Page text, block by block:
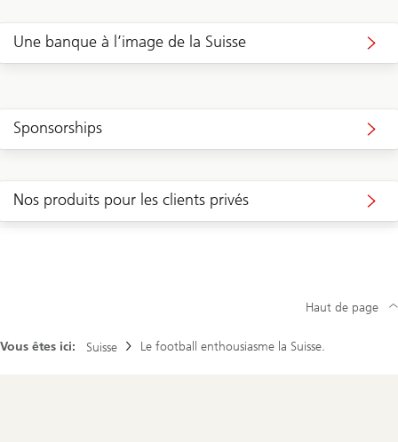
Une banque à l’image de la Suisse
Sponsorships
Nos produits pour les clients privés
Vous êtes ici: Suisse Le football enthousiasme la Suisse.
Haut de page